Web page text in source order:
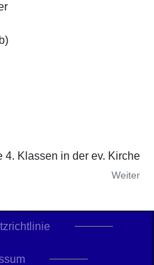
4. Klassen in der ev. Kirche
Weiter